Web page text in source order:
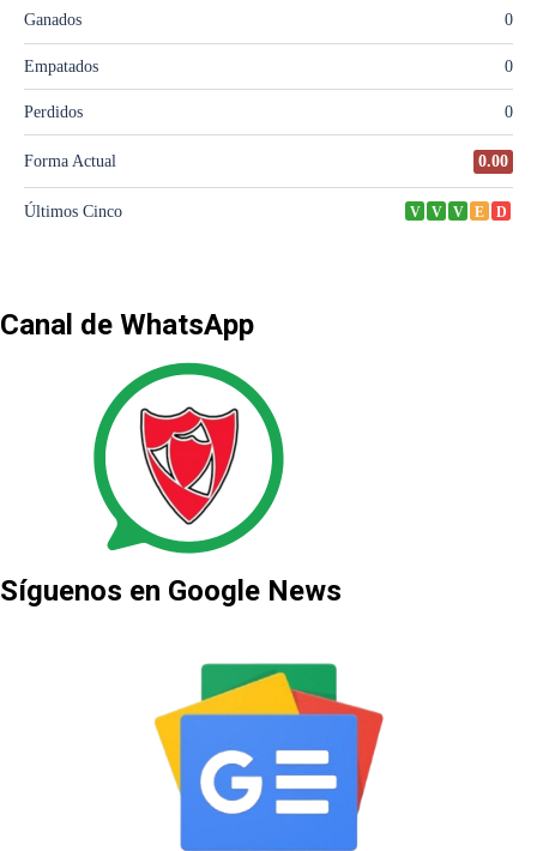
Canal de WhatsApp
Síguenos en Google News